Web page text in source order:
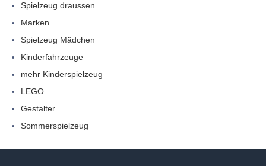
Spielzeug draussen
Marken
Spielzeug Mädchen
Kinderfahrzeuge
mehr Kinderspielzeug
LEGO
Gestalter
Sommerspielzeug